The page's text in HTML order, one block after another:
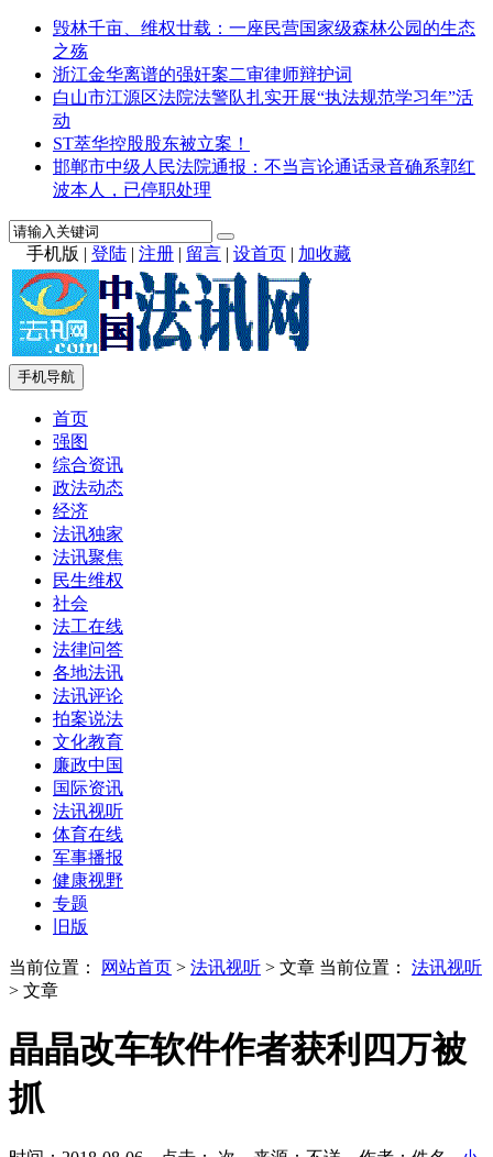
毁林千亩、维权廿载：一座民营国家级森林公园的生态
之殇
浙江金华离谱的强奸案二审律师辩护词
白山市江源区法院法警队扎实开展“执法规范学习年”活
动
ST萃华控股股东被立案！
邯郸市中级人民法院通报：不当言论通话录音确系郭红
波本人，已停职处理
手机版 | 登陆 | 注册 | 留言 | 设首页 | 加收藏
手机导航
首页
强图
综合资讯
政法动态
经济
法讯独家
法讯聚焦
民生维权
社会
法工在线
法律问答
各地法讯
法讯评论
拍案说法
文化教育
廉政中国
国际资讯
法讯视听
体育在线
军事播报
健康视野
专题
旧版
当前位置： 网站首页 > 法讯视听 > 文章 当前位置： 法讯视听
> 文章
晶晶改车软件作者获利四万被
抓